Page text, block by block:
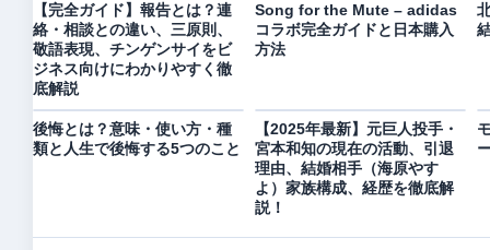
【完全ガイド】報告とは？連
絡・相談との違い、三原則、
敬語表現、チンゲンサイをビ
ジネス向けにわかりやすく徹
底解説
Song for the Mute – adidas
コラボ完全ガイドと日本購入
方法
後悔とは？意味・使い方・種
類と人生で後悔する5つのこと
【2025年最新】元巨人投手・
宮本和知の現在の活動、引退
理由、結婚相手（海原やす
よ）家族構成、経歴を徹底解
説！